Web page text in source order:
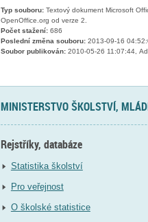
Typ souboru:Textový dokument Microsoft
OpenOffice.org od verze 2.
Počet stažení:686
Poslední změna souboru:2013-09-16
Soubor publikován:2010-05-26 11:07:44,
MINISTERSTVO ŠKOLSTVÍ,
Rejstříky, databáze
Statistika školství
Pro veřejnost
O školské statistice